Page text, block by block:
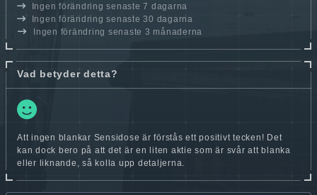
Ingen förändring senaste 7 dagarna
Ingen förändring senaste 30 dagarna
Ingen förändring senaste 3 månaderna
Vad betyder detta?
Att ingen blankar Sensidose är förstås ett positivt tecken! Det
kan dock bero på att det är en liten aktie som är svår att blanka
eller liknande, så kolla upp detaljerna.